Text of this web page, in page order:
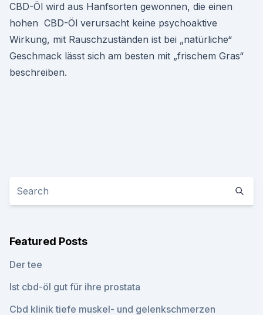
CBD-Öl wird aus Hanfsorten gewonnen, die einen
hohen CBD-Öl verursacht keine psychoaktive
Wirkung, mit Rauschzuständen ist bei „natürliche“
Geschmack lässt sich am besten mit „frischem Gras“
beschreiben.
Featured Posts
Der tee
Ist cbd-öl gut für ihre prostata
Cbd klinik tiefe muskel- und gelenkschmerzen